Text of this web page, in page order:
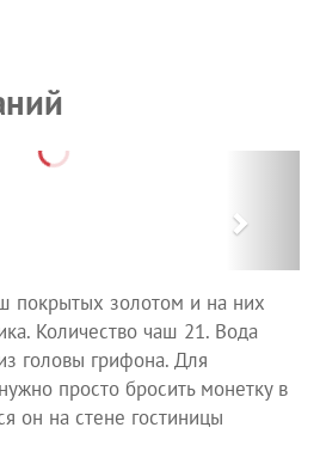
покрытых золотом и на них
Количество чаш 21. Вода
головы грифона. Для
просто бросить монетку в
он на стене гостиницы